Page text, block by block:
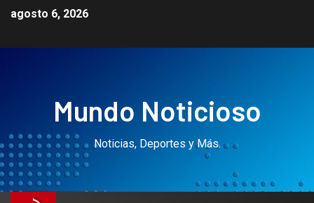
agosto 6, 2026
Mundo Noticioso
Noticias, Deportes y Más.